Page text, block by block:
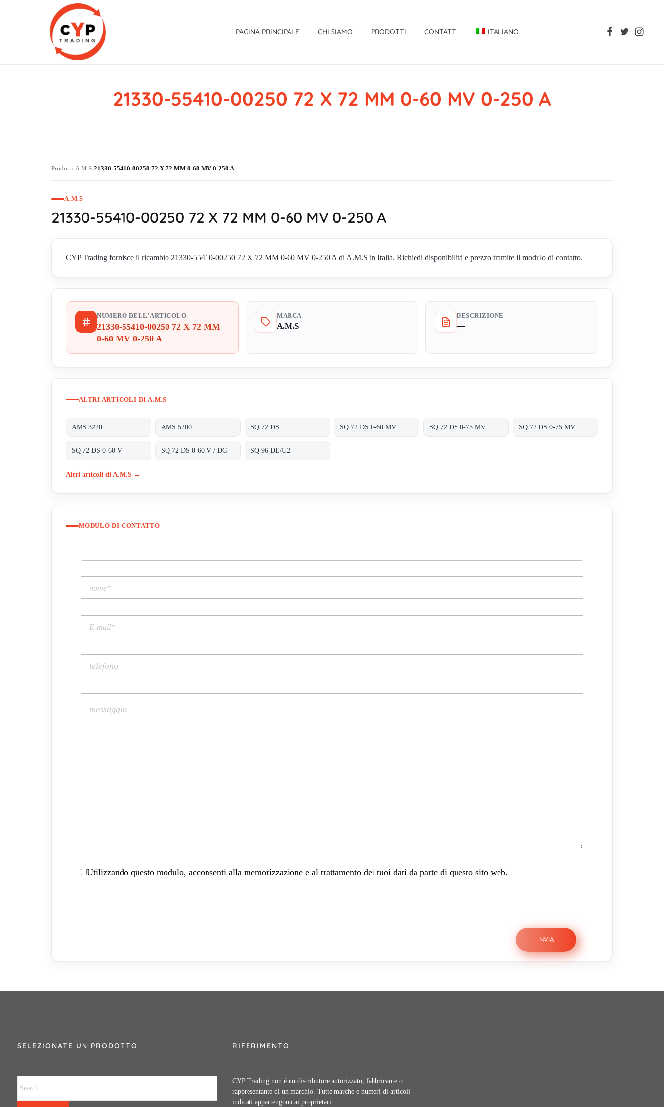
PAGINA PRINCIPALE CHI SIAMO PRODOTTI CONTATTI ITALIANO
21330-55410-00250 72 X 72 MM 0-60 MV 0-250 A
Prodotti›A.M.S›21330-55410-00250 72 X 72 MM 0-60 MV 0-250 A
A.M.S
21330-55410-00250 72 X 72 MM 0-60 MV 0-250 A
CYP Trading fornisce il ricambio 21330-55410-00250 72 X 72 MM 0-60 MV 0-250 A di A.M.S in Italia. Richiedi disponibilità e prezzo tramite il modulo di contatto.
NUMERO DELL'ARTICOLO
21330-55410-00250 72 X 72 MM
0-60 MV 0-250 A
MARCA
A.M.S
DESCRIZIONE
—
ALTRI ARTICOLI DI A.M.S
AMS 3220 AMS 5200 SQ 72 DS SQ 72 DS 0-60 MV SQ 72 DS 0-75 MV SQ 72 DS 0-75 MV
SQ 72 DS 0-60 V SQ 72 DS 0-60 V / DC SQ 96 DE/U2
Altri articoli di A.M.S →
MODULO DI CONTATTO
Utilizzando questo modulo, acconsenti alla memorizzazione e al trattamento dei tuoi dati da parte di questo sito web.
SELEZIONATE UN PRODOTTO RIFERIMENTO
CYP Trading non é un distributore autorizzato, fabbricante o
rappresentante di un marchio. Tutte marche e numeri di articoli
indicati appartengono ai proprietari.